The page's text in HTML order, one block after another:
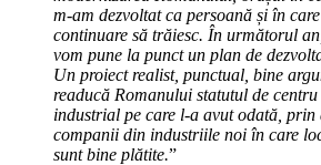
m-am dezvoltat ca persoană și în
continuare să trăiesc. În următorul
vom pune la punct un plan de
Un proiect realist, punctual, bine
readucă Romanului statutul de
industrial pe care l-a avut odată, prin
companii din industriile noi în care
sunt bine plătite.”